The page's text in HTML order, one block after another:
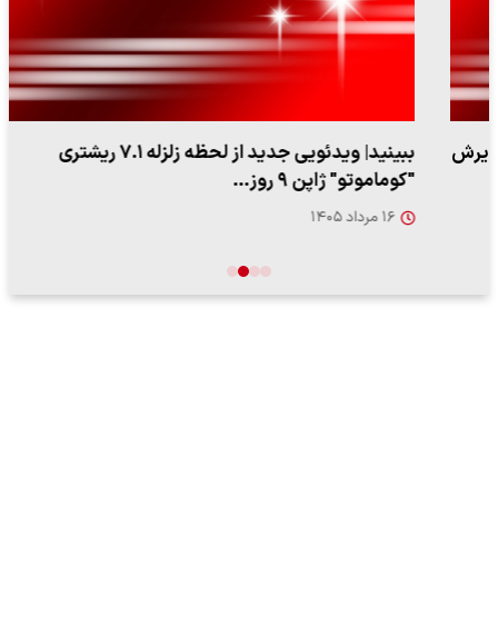
ببینید| ویدئویی جدید از لحظه زلزله ۷.۱ ریشتری
"کوماموتو" ژاپن ۹ روز…